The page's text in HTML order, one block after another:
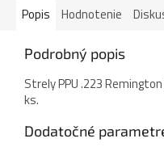
Popis Hodnotenie
Podrobný popis
Strely PPU .223
ks.
Dodatočné